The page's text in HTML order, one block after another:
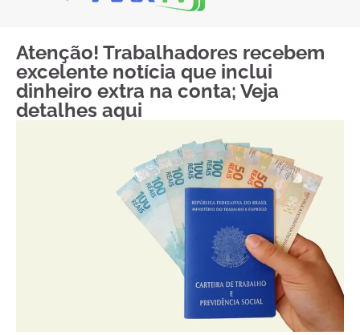
Atenção! Trabalhadores recebem
excelente notícia que inclui
dinheiro extra na conta; Veja
detalhes aqui